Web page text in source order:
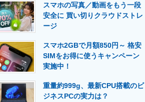
用を支援
ディア 建設×テクノロジーの最前線
スマホの写真／動画をもう一段
安全に 買い切りクラウドストレ
ージ
スマホ2GBで月額850円～ 格安
SIMをお得に使うキャンペーン
実施中！
重量約999g、最新CPU搭載のビ
ジネスPCの実力は？